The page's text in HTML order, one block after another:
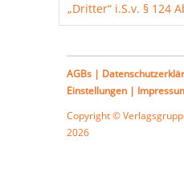
„Dritter“ i.S.v. § 124
AGBs |
Einstellungen |
Copyright ©
2026